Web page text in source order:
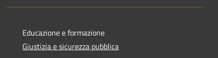
Educazione e formazione
Giustizia e sicurezza pubblica